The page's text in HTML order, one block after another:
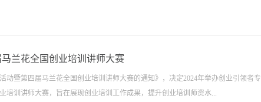
兰花全国创业培训讲师大赛
暨第四届马兰花全国创业培训讲师大赛的通知》，决定2024年举办创业引领者专
训讲师大赛，旨在展现创业培训工作成果，提升创业培训师资水...